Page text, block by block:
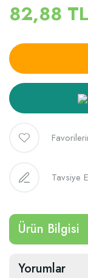
82,88 TL
Tavsiye
Ürün Bilgisi
Yorumlar